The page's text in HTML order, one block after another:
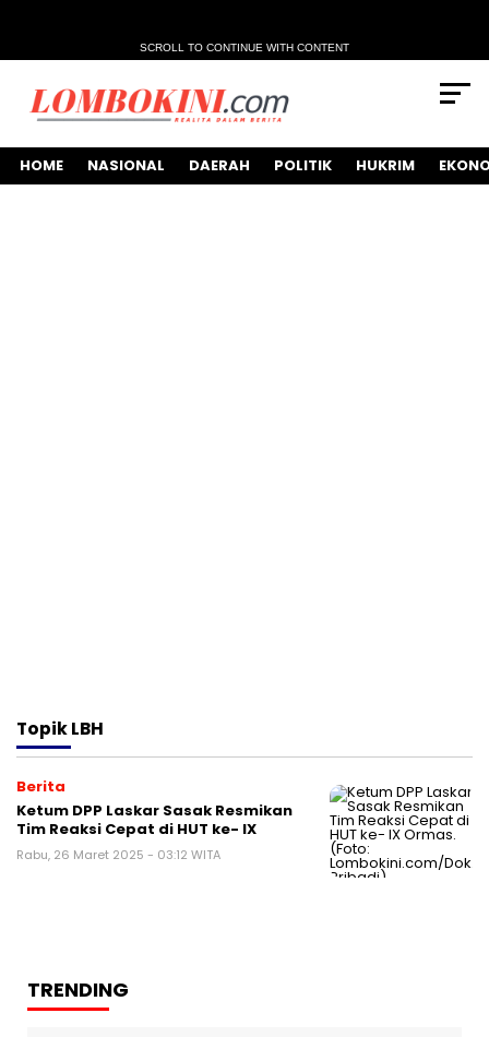
SCROLL TO CONTINUE WITH CONTENT
HOME NASIONAL DAERAH POLITIK HUKRIM
TopikLBH
Berita
Ketum DPP Laskar Sasak Resmikan
Tim Reaksi Cepat di HUT ke- IX
Rabu, 26 Maret 2025 - 03:12 WITA
TRENDING